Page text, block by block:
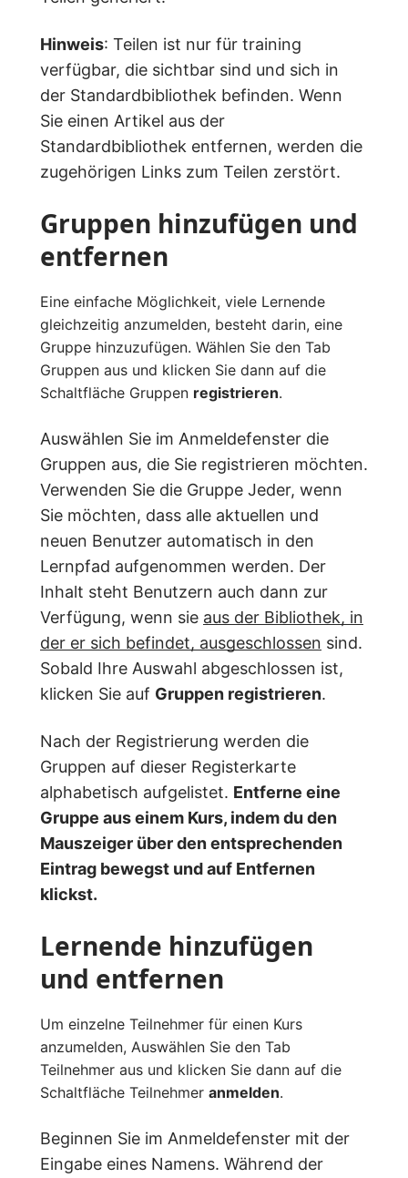
Hinweis: Teilen ist nur für training
verfügbar, die sichtbar sind und sich in
der Standardbibliothek befinden. Wenn
Sie einen Artikel aus der
Standardbibliothek entfernen, werden die
zugehörigen Links zum Teilen zerstört.
Gruppen hinzufügen und
entfernen
Eine einfache Möglichkeit, viele Lernende
gleichzeitig anzumelden, besteht darin, eine
Gruppe hinzuzufügen. Wählen Sie den Tab
Gruppen aus und klicken Sie dann auf die
Schaltfläche Gruppen registrieren.
Auswählen Sie im Anmeldefenster die
Gruppen aus, die Sie registrieren möchten.
Verwenden Sie die Gruppe Jeder, wenn
Sie möchten, dass alle aktuellen und
neuen Benutzer automatisch in den
Lernpfad aufgenommen werden. Der
Inhalt steht Benutzern auch dann zur
Verfügung, wenn sie aus der Bibliothek, in
der er sich befindet, ausgeschlossen sind.
Sobald Ihre Auswahl abgeschlossen ist,
klicken Sie auf Gruppen registrieren.
Nach der Registrierung werden die
Gruppen auf dieser Registerkarte
alphabetisch aufgelistet. Entferne eine
Gruppe aus einem Kurs, indem du den
Mauszeiger über den entsprechenden
Eintrag bewegst und auf Entfernen
klickst.
Lernende hinzufügen
und entfernen
Um einzelne Teilnehmer für einen Kurs
anzumelden, Auswählen Sie den Tab
Teilnehmer aus und klicken Sie dann auf die
Schaltfläche Teilnehmer anmelden.
Beginnen Sie im Anmeldefenster mit der
Eingabe eines Namens. Während der